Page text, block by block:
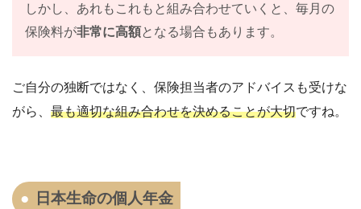
しかし、あれもこれもと組み合わせていくと、毎月の
保険料が非常に高額となる場合もあります。
ご自分の独断ではなく、保険担当者のアドバイスも受けな
がら、 最も適切な組み合わせを決めることが大切ですね。
日本生命の個人年金